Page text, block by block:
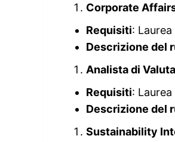
Corporate
Requisiti:
Descrizione del
Analista di
Requisiti:
Descrizione del
Sustainability